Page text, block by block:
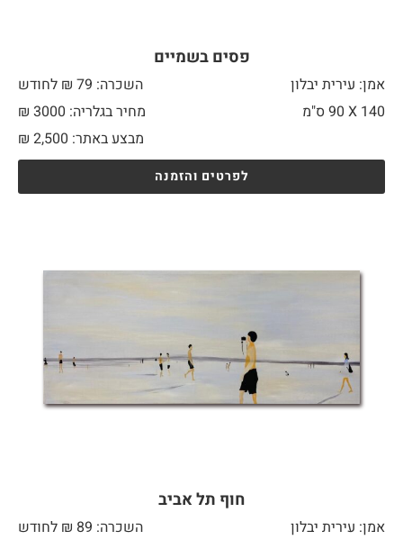
פסים בשמיים
אמן: עירית יבלון
השכרה: 79 ₪ לחודש
140 X
מחיר בגלריה: 3000 ₪
מבצע באתר:
₪ 2,500
לפרטים והזמנה
חוף תל אביב
אמן: עירית יבלון
השכרה: 89 ₪ לחודש